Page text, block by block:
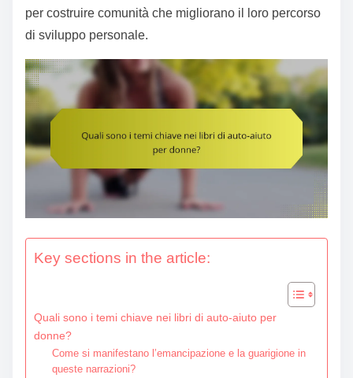
per costruire comunità che migliorano il loro percorso
di sviluppo personale.
Key sections in the article:
Quali sono i temi chiave nei libri di auto-aiuto per
donne?
Come si manifestano l’emancipazione e la guarigione in
queste narrazioni?